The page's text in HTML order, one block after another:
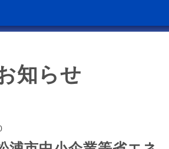
知らせ